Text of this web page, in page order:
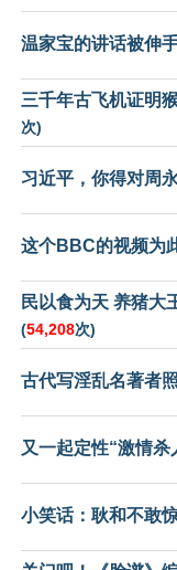
温家宝的讲话被伸
三千年古飞机证明
次)
习近平，你得对周
这个BBC的视频为
民以食为天 养猪大
(54,208次)
古代写淫乱名著者
又一起定性“激情杀
小笑话：耿和不敢